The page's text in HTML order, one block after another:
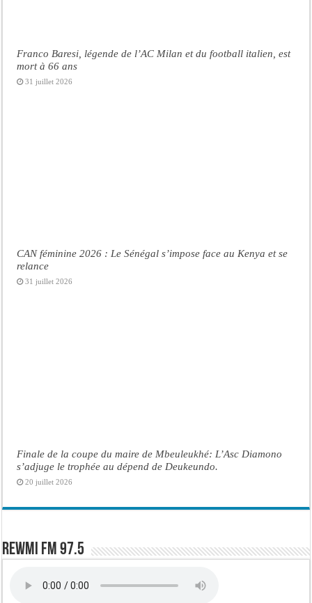
Franco Baresi, légende de l’AC Milan et du football italien, est
mort à 66 ans
31 juillet 2026
CAN féminine 2026 : Le Sénégal s’impose face au Kenya et se
relance
31 juillet 2026
Finale de la coupe du maire de Mbeuleukhé: L’Asc Diamono
s’adjuge le trophée au dépend de Deukeundo.
20 juillet 2026
Rewmi FM 97.5